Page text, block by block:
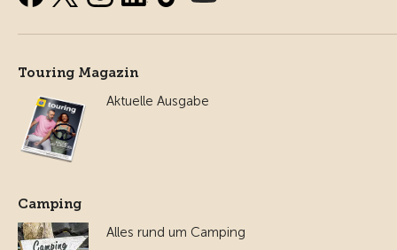
Touring Magazin
Aktuelle Ausgabe
Camping
Alles rund um Camping